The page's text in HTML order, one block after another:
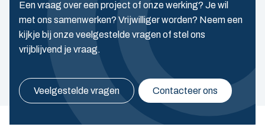
Een vraag over een project of onze werking? Je wil
met ons samenwerken? Vrijwilliger worden? Neem een
kijkje bij onze veelgestelde vragen of stel ons
vrijblijvend je vraag.
Veelgestelde vragen Contacteer ons